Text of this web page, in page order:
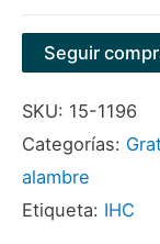
BROCHA
5/8"X1/4"
MARCA
IHC
cantidad
Seguir
SKU: 15-1196
Categorías:
alambre
Etiqueta: IHC